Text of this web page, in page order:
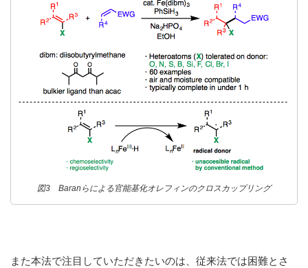
図3 Baranらによる官能基化オレフィンのクロスカップリング
また本法で注目していただきたいのは、従来法では困難とさ